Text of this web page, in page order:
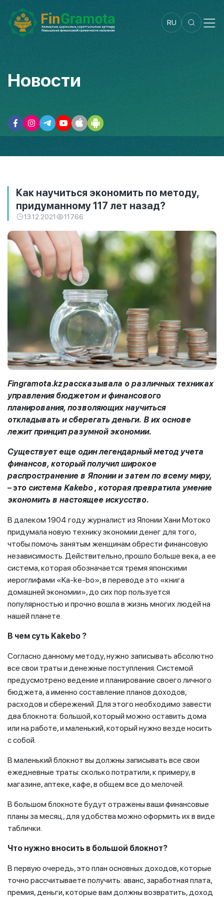
RU
Новости
Как научиться экономить по методу,
придуманному 117 лет назад?
13.12.2021 11766
Fingramota.kzрассказывала о различных техниках
управления бюджетом и финансового
планирования, позволяющих научиться
откладывать и сберегать деньги. В их основе
лежит принцип разумной экономии.
Существует еще один легендарный метод учета
финансов, который получил широкое
распространение в Японии и затем по всему миру,
– это система Kakebo, которая превратила умение
экономить в настоящее искусство.
В далеком 1904 году журналист из Японии Хани Мотоко
придумала новую технику экономии денег для того,
чтобы помочь занятым женщинам обрести финансовую
независимость. Действительно, прошло больше века, а ее
система, которая обозначается тремя японскими
иероглифами «Ka-ke-bo», в переводе это «книга
домашней экономии», до сих пор пользуется
популярностью и прочно вошла в жизнь многих людей на
нашей планете.
В чем суть Kakebo ?
Согласно данному методу, нужно записывать абсолютно
все свои траты и денежные поступления. Системой
предусмотрено ведение и планирование своего личного
бюджета, а именно составление планов доходов,
расходов и сбережений. Для этого необходимо завести
два блокнота: большой, который можно оставить дома
или на работе, и маленький, который нужно везде носить
с собой.
В маленький блокнот вы должны записывать все свои
ежедневные траты: сколько потратили, к примеру, в
магазине, аптеке, кафе, в общем все до мелочей.
В большом блокноте будут отражены ваши финансовые
планы за месяц, для удобства можно оформить их в виде
таблички.
Что нужно вносить в большой блокнот?
В первую очередь, это план основных доходов, которые
точно рассчитываете получить: аванс, заработная плата,
премия, деньги, которые вам должны возвратить, доход